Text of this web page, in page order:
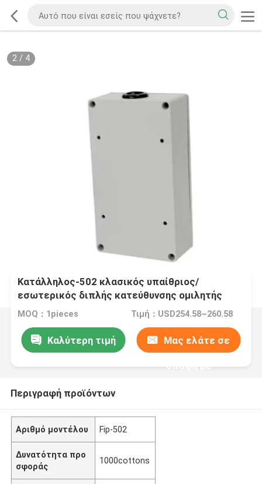
2/ 4
Κατάλληλος-502 κλασικός υπαίθριος/
εσωτερικός διπλής κατεύθυνσης ομιλητής
συστημάτων επικοινωνίας PA δικτύων IP
MOQ：1pieces Τιμή：USD254.58~260.58
Καλύτερη τιμή Μας ελάτε σε
επαφή με
Περιγραφή προϊόντων
Αριθμό μοντέλου Fip-502
Δυνατότητα προ
σφοράς
1000cottons